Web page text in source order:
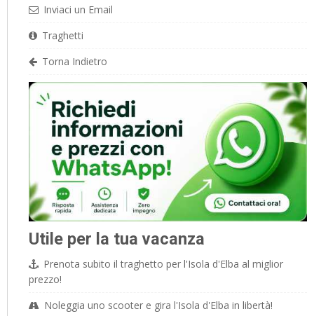
Inviaci un Email
Traghetti
Torna Indietro
Utile per la tua vacanza
Prenota subito il traghetto per l'Isola d'Elba al miglior
prezzo!
Noleggia uno scooter e gira l'Isola d'Elba in libertà!